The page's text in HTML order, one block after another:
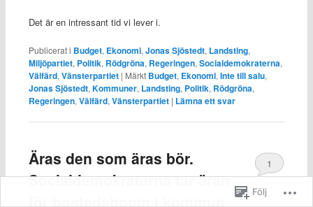
Det är en intressant tid vi lever i.
Publicerat i Budget, Ekonomi, Jonas Sjöstedt, Landsting,
Miljöpartiet, Politik, Rödgröna, Regeringen, Socialdemokraterna,
Välfärd, Vänsterpartiet | Märkt Budget, Ekonomi, Inte till salu,
Jonas Sjöstedt, Kommuner, Landsting, Politik, Rödgröna,
Regeringen, Välfärd, Vänsterpartiet | Lämna ett svar
Äras den som äras bör.
Socialdemokraterna tar äran
för bostadsboom i kommun
1
Följ